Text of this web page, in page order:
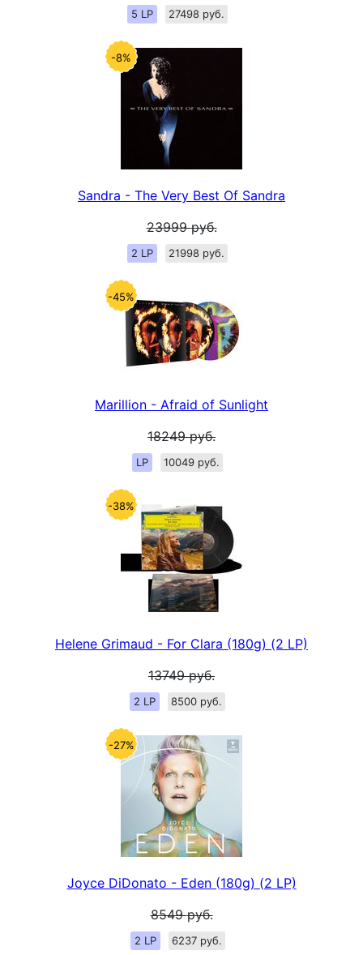
5 LP 27498 руб.
-8%
Sandra - The Very Best Of Sandra
23999руб.
2 LP 21998 руб.
-45%
Marillion - Afraid of Sunlight
18249руб.
LP 10049 руб.
-38%
Helene Grimaud - For Clara (180g) (2 LP)
13749руб.
2 LP 8500 руб.
-27%
Joyce DiDonato - Eden (180g) (2 LP)
8549руб.
2 LP 6237 руб.